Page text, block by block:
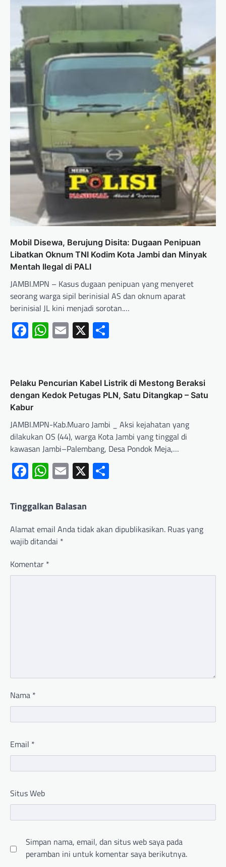
Mobil Disewa, Berujung Disita: Dugaan Penipuan
Libatkan Oknum TNI Kodim Kota Jambi dan Minyak
Mentah Ilegal di PALI
JAMBI.MPN – Kasus dugaan penipuan yang menyeret
seorang warga sipil berinisial AS dan oknum aparat
berinisial JL kini menjadi sorotan.…
Facebook
WhatsApp
Email
X
Pelaku Pencurian Kabel Listrik di Mestong Beraksi
dengan Kedok Petugas PLN, Satu Ditangkap – Satu
Kabur
JAMBI.MPN-Kab.Muaro Jambi _ Aksi kejahatan yang
dilakukan OS (44), warga Kota Jambi yang tinggal di
kawasan Jambi–Palembang, Desa Pondok Meja,…
Facebook
WhatsApp
Email
X
Tinggalkan Balasan
Alamat email Anda tidak akan dipublikasikan. Ruas yang
wajib ditandai *
Komentar *
Nama *
Email *
Situs Web
Simpan nama, email, dan situs web saya pada
peramban ini untuk komentar saya berikutnya.